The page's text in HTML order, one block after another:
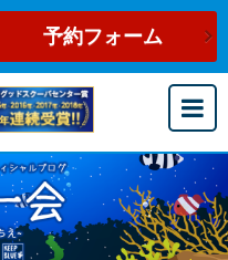
予約フォーム